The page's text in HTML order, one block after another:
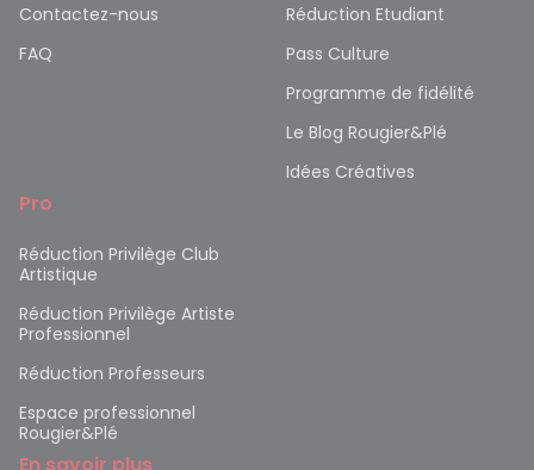
Contactez-nous
FAQ
Réduction Etudiant
Pass Culture
Programme de fidélité
Le Blog Rougier&Plé
Idées Créatives
Pro
Réduction Privilège Club
Artistique
Réduction Privilège Artiste
Professionnel
Réduction Professeurs
Espace professionnel
Rougier&Plé
En savoir plus